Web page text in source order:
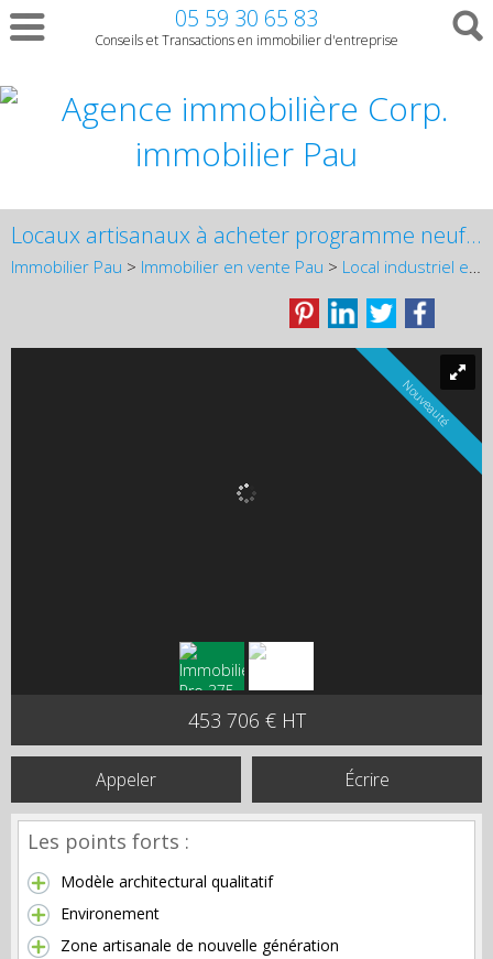
05 59 30 65 83
Conseils et Transactions en immobilier d'entreprise
Locaux artisanaux à acheter programme neuf VEFA
Immobilier Pau > Immobilier en vente Pau > Local industriel en vente Pau
Nouveauté
453 706 € HT
Appeler Écrire
Les points forts :
Modèle architectural qualitatif
Environement
Zone artisanale de nouvelle génération